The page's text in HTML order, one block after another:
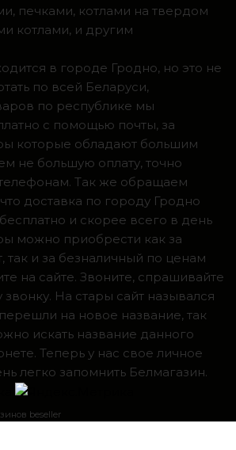
печками, котлами на твердом
котлами, и другим
в городе Гродно, но это не
по всей Беларуси,
по республике мы
с помощью почты, за
которые обладают большим
не большую оплату, точно
Так же обращаем
доставка по городу Гродно
и скорее всего в день
можно приобрести как за
так и за безналичный по ценам
на сайте. Звоните, спрашивайте
На стары сайт назывался
на новое название, так
искать название данного
Теперь у нас свое личное
легко запомнить Белмагазин.
beseller